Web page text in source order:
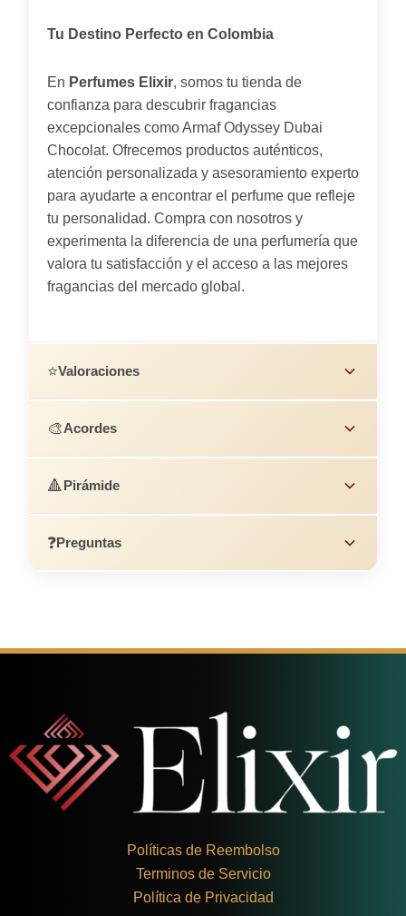
Tu Destino Perfecto en Colombia
En Perfumes Elixir, somos tu tienda de
confianza para descubrir fragancias
excepcionales como Armaf Odyssey Dubai
Chocolat. Ofrecemos productos auténticos,
atención personalizada y asesoramiento experto
para ayudarte a encontrar el perfume que refleje
tu personalidad. Compra con nosotros y
experimenta la diferencia de una perfumería que
valora tu satisfacción y el acceso a las mejores
fragancias del mercado global.
⭐Valoraciones
🎨Acordes
🔺Pirámide
❓Preguntas
Políticas de Reembolso
Terminos de Servicio
Política de Privacidad